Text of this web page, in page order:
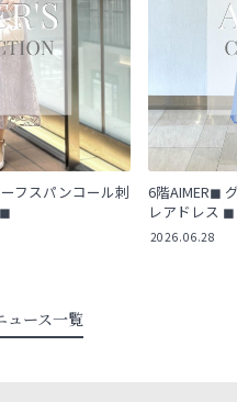
フスパンコール刺
6階AIMER◼︎
レアドレス ◼︎
2026.06.28
ュース一覧